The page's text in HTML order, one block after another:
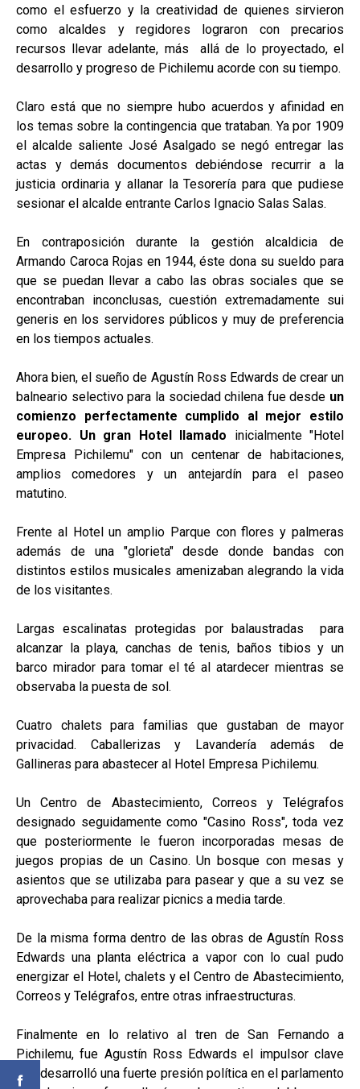
como el esfuerzo y la creatividad de quienes sirvieron
como alcaldes y regidores lograron con precarios
recursos llevar adelante, más allá de lo proyectado, el
desarrollo y progreso de Pichilemu acorde con su tiempo.
Claro está que no siempre hubo acuerdos y afinidad en
los temas sobre la contingencia que trataban. Ya por 1909
el alcalde saliente José Asalgado se negó entregar las
actas y demás documentos debiéndose recurrir a la
justicia ordinaria y allanar la Tesorería para que pudiese
sesionar el alcalde entrante Carlos Ignacio Salas Salas.
En contraposición durante la gestión alcaldicia de
Armando Caroca Rojas en 1944, éste dona su sueldo para
que se puedan llevar a cabo las obras sociales que se
encontraban inconclusas, cuestión extremadamente sui
generis en los servidores públicos y muy de preferencia
en los tiempos actuales.
Ahora bien, el sueño de Agustín Ross Edwards de crear un
balneario selectivo para la sociedad chilena fue desde un
comienzo perfectamente cumplido al mejor estilo
europeo. Un gran Hotel llamado inicialmente "Hotel
Empresa Pichilemu" con un centenar de habitaciones,
amplios comedores y un antejardín para el paseo
matutino.
Frente al Hotel un amplio Parque con flores y palmeras
además de una "glorieta" desde donde bandas con
distintos estilos musicales amenizaban alegrando la vida
de los visitantes.
Largas escalinatas protegidas por balaustradas para
alcanzar la playa, canchas de tenis, baños tibios y un
barco mirador para tomar el té al atardecer mientras se
observaba la puesta de sol.
Cuatro chalets para familias que gustaban de mayor
privacidad. Caballerizas y Lavandería además de
Gallineras para abastecer al Hotel Empresa Pichilemu.
Un Centro de Abastecimiento, Correos y Telégrafos
designado seguidamente como "Casino Ross", toda vez
que posteriormente le fueron incorporadas mesas de
juegos propias de un Casino. Un bosque con mesas y
asientos que se utilizaba para pasear y que a su vez se
aprovechaba para realizar picnics a media tarde.
De la misma forma dentro de las obras de Agustín Ross
Edwards una planta eléctrica a vapor con lo cual pudo
energizar el Hotel, chalets y el Centro de Abastecimiento,
Correos y Telégrafos, entre otras infraestructuras.
Finalmente en lo relativo al tren de San Fernando a
Pichilemu, fue Agustín Ross Edwards el impulsor clave
que desarrolló una fuerte presión política en el parlamento